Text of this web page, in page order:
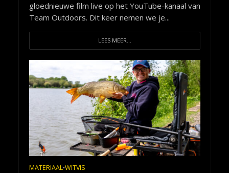
gloednieuwe film live op het YouTube-kanaal van
Team Outdoors. Dit keer nemen we je...
LEES MEER...
MATERIAAL•WITVIS